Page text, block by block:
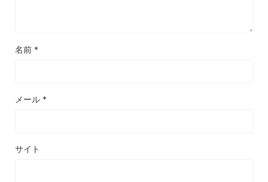
名前 *
メール *
サイト